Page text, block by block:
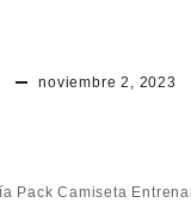
noviembre 2, 2023
Pack Camiseta